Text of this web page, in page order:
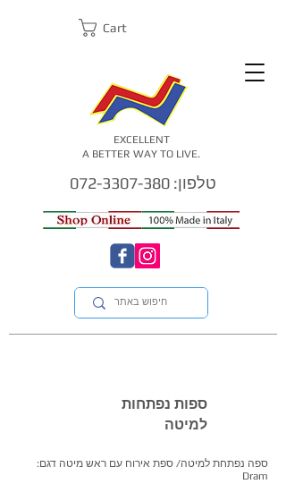
טלפון: 072-3307-380
Cart
EXCELLENT
A BETTER WAY TO LIVE.
ספות נפתחות
למיטה
ספה נפתחת למיטה/ ספת אירוח עם ראש מיטה דגם:
Dram